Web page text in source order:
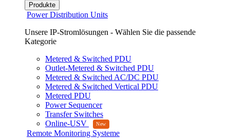
Produkte
Power Distribution Units
Unsere IP-Stromlösungen - Wählen Sie die passende
Kategorie
Metered & Switched PDU
Outlet-Metered & Switched PDU
Metered & Switched AC/DC PDU
Metered & Switched Vertical PDU
Metered PDU
Power Sequencer
Transfer Switches
Online-USV
Remote Monitoring Systeme